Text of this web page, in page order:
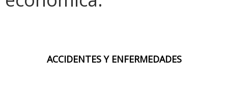
ACCIDENTES Y ENFERMEDADES